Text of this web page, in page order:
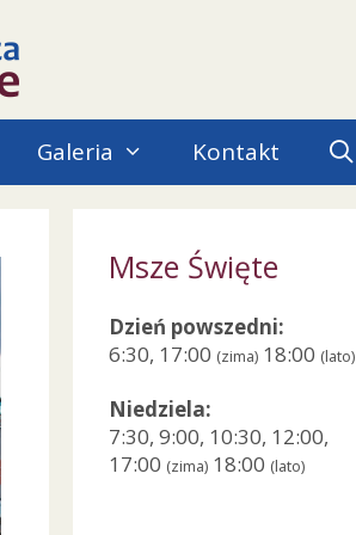
Galeria Kontakt
Msze Święte
Dzień powszedni:
6:30, 17:00 (zima) 18:00 (lato)
Niedziela:
7:30, 9:00, 10:30, 12:00,
17:00 (zima) 18:00 (lato)